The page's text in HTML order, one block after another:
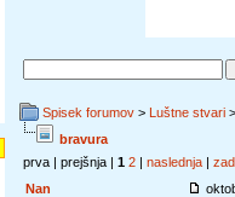
Spisek forumov > Luštne stvari
bravura
prva | prejšnja | 1 2 | naslednja |
Nan